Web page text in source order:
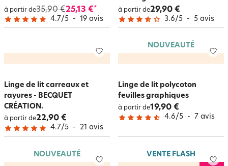
à partir de35,90 €25,13 €*
4.7/5 - 19 avis
à partir de29,90 €
3.6/5 - 5 avis
Linge de lit carreaux et
rayures - BECQUET
CRÉATION.
à partir de22,90 €
4.7/5 - 21 avis
NOUVEAUTÉ
Linge de lit polycoton
feuilles graphiques
à partir de19,90 €
4.6/5 - 7 avis
NOUVEAUTÉ VENTE FLASH